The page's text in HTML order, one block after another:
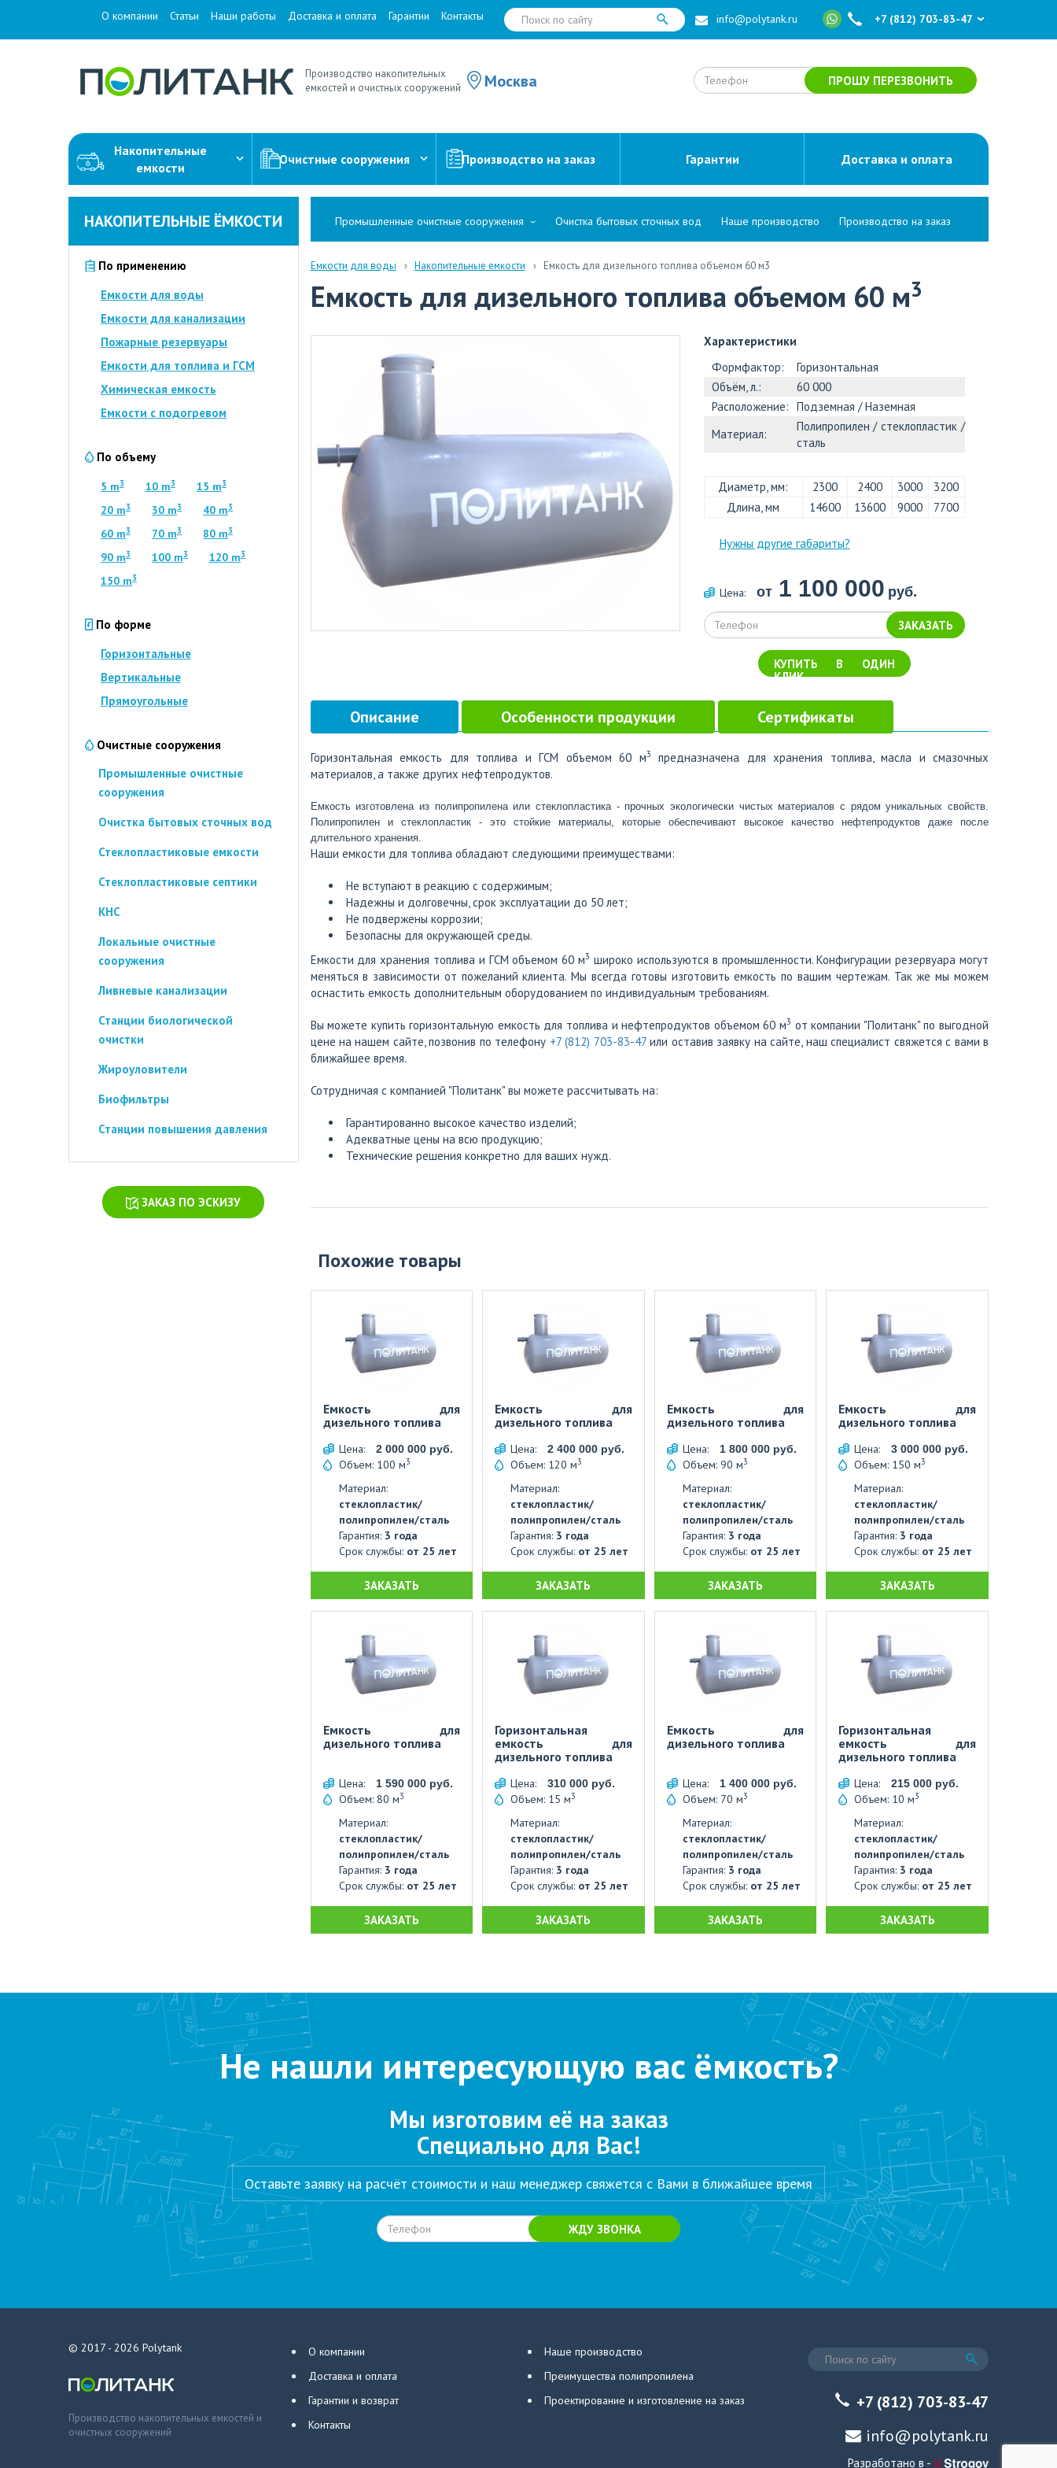
О компании Статьи Наши работы Доставка и оплата Гарантии Контакты info@polytank.ru +7 (812) 703-83-47
Москва
Производство накопительных
емкостей и очистных сооружений
ПРОШУ ПЕРЕЗВОНИТЬ
Накопительные
емкости
Очистные сооружения Производство на заказ Гарантии Доставка и оплата
НАКОПИТЕЛЬНЫЕ ЁМКОСТИ
По применению
Емкости для воды
Емкости для канализации
Пожарные резервуары
Емкости для топлива и ГСМ
Химическая емкость
Емкости с подогревом
По объему
5 m3 10 m3 15 m3
20 m3 30 m3 40 m3
60 m3 70 m3 80 m3
90 m3 100 m3 120 m3
150 m3
По форме
Горизонтальные
Вертикальные
Прямоугольные
Очистные сооружения
Промышленные очистные
сооружения
Очистка бытовых сточных вод
Стеклопластиковые емкости
Стеклопластиковые септики
КНС
Локальные очистные
сооружения
Ливневые канализации
Станции биологической
очистки
Жироуловители
Биофильтры
Станции повышения давления
ЗАКАЗ ПО ЭСКИЗУ
Промышленные очистные сооружения Очистка бытовых сточных вод Наше производство Производство на заказ
Емкости для воды Накопительные емкости Емкость для дизельного топлива объемом 60 м3
Емкость для дизельного топлива объемом 60 м3
Характеристики
Формфактор:
Горизонтальная
Объём, л.:
60 000
Расположение: Подземная / Наземная
Материал:
Полипропилен / стеклопластик /
сталь
Диаметр, мм: 2300 2400 3000
3200
Длина, мм
14600 13600 9000 7700
Нужны другие габариты?
Цена: от 1 100 000 руб.
ЗАКАЗАТЬ
КУПИТЬ В ОДИН
КЛИК
Описание Особенности продукции Сертификаты
Горизонтальная емкость для топлива и ГСМ объемом 60 м3
предназначена для хранения топлива, масла и смазочных
материалов, а также других нефтепродуктов.
Полипропилен и стеклопластик - это стойкие материалы, которые обеспечивают высокое качество нефтепродуктов даже после
длительного хранения.
Наши емкости для топлива обладают следующими преимуществами:
Не вступают в реакцию с содержимым;
Надежны и долговечны, срок эксплуатации до 50 лет;
Не подвержены коррозии;
Безопасны для окружающей среды.
Емкости для хранения топлива и ГСМ объемом 60 м3 широко используются в промышленности. Конфигурации резервуара могут
меняться в зависимости от пожеланий клиента. Мы всегда готовы изготовить емкость по вашим чертежам. Так же мы можем
оснастить емкость дополнительным оборудованием по индивидуальным требованиям.
Вы можете купить горизонтальную емкость для топлива и нефтепродуктов объемом 60 м3 от компании "Политанк" по выгодной
цене на нашем сайте, позвонив по телефону +7 (812) 703-83-47или оставив заявку на сайте, наш специалист свяжется с вами в
ближайшее время.
Сотрудничая с компанией "Политанк" вы можете рассчитывать на:
Гарантированно высокое качество изделий;
Адекватные цены на всю продукцию;
Технические решения конкретно для ваших нужд.
Похожие товары
Емкость для
дизельного топлива
Цена: 2 000 000 руб.
Объем: 100 м3
Материал:
стеклопластик/
полипропилен/сталь
Гарантия: 3 года
Срок службы: от 25 лет
ЗАКАЗАТЬ
Емкость для
дизельного топлива
Цена: 2 400 000 руб.
Объем: 120 м3
Материал:
стеклопластик/
полипропилен/сталь
Гарантия: 3 года
Срок службы: от 25 лет
ЗАКАЗАТЬ
Емкость для
дизельного топлива
Цена: 1 800 000 руб.
Объем: 90 м3
Материал:
стеклопластик/
полипропилен/сталь
Гарантия: 3 года
Срок службы: от 25 лет
ЗАКАЗАТЬ
Емкость для
дизельного топлива
Цена: 3 000 000 руб.
Объем: 150 м3
Материал:
стеклопластик/
полипропилен/сталь
Гарантия: 3 года
Срок службы: от 25 лет
ЗАКАЗАТЬ
Емкость для
дизельного топлива
Цена: 1 590 000 руб.
Объем: 80 м3
Материал:
стеклопластик/
полипропилен/сталь
Гарантия: 3 года
Срок службы: от 25 лет
ЗАКАЗАТЬ
Горизонтальная
емкость для
дизельного топлива
Цена: 310 000 руб.
Объем: 15 м3
Материал:
стеклопластик/
полипропилен/сталь
Гарантия: 3 года
Срок службы: от 25 лет
ЗАКАЗАТЬ
Емкость для
дизельного топлива
Цена: 1 400 000 руб.
Объем: 70 м3
Материал:
стеклопластик/
полипропилен/сталь
Гарантия: 3 года
Срок службы: от 25 лет
ЗАКАЗАТЬ
Горизонтальная
емкость для
дизельного топлива
Цена: 215 000 руб.
Объем: 10 м3
Материал:
стеклопластик/
полипропилен/сталь
Гарантия: 3 года
Срок службы: от 25 лет
ЗАКАЗАТЬ
Не нашли интересующую вас ёмкость?
Мы изготовим её на заказ
Специально для Вас!
Оставьте заявку на расчёт стоимости и наш менеджер свяжется с Вами в ближайшее время
ЖДУ ЗВОНКА
© 2017 - 2026 Polytank
Производство накопительных емкостей и
очистных сооружений
О компании
Доставка и оплата
Гарантии и возврат
Контакты
Наше производство
Преимущества полипропилена
Проектирование и изготовление на заказ
+7 (812) 703-83-47
info@polytank.ru
Разработано в -